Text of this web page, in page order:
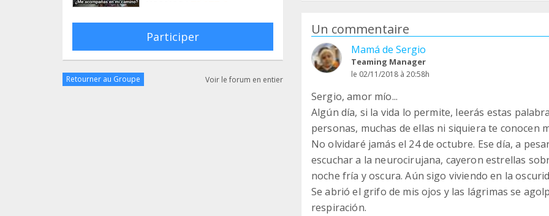
Participer
Retourner au Groupe Voir le forum en entier
Un commentaire
Mamá de Sergio
Teaming Manager
le 02/11/2018 à 20:58h
Sergio, amor mío...
Algún día, si la vida lo permite, leerás estas
personas, muchas de ellas ni siquiera te conocen
No olvidaré jamás el 24 de octubre. Ese día, a
escuchar a la neurocirujana, cayeron estrellas
noche fría y oscura. Aún sigo viviendo en la
Se abrió el grifo de mis ojos y las lágrimas se
respiración.